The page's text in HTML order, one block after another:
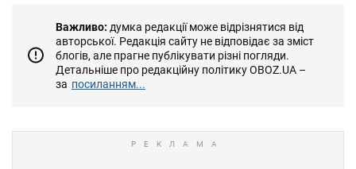
Важливо: думка редакції може відрізнятися від
авторської. Редакція сайту не відповідає за зміст
блогів, але прагне публікувати різні погляди.
Детальніше про редакційну політику OBOZ.UA –
за посиланням...